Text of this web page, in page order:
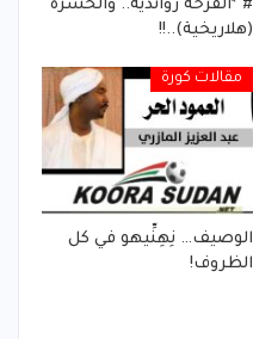
# *الفرحة رواندية.. والحسرة
(هلاريخية)..!!
مقالات كورة
الوصيف… نِهِنِّيهو في كل
الظروف!